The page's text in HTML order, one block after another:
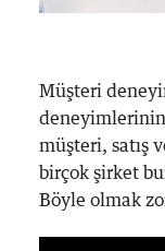
Müşteri
müşteri, satış
birçok şirket
Böyle olmak